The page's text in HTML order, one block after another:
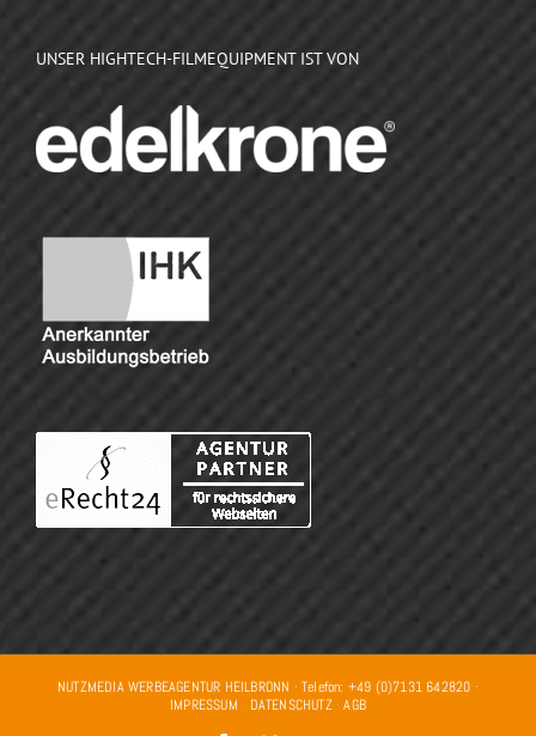
UNSER HIGHTECH-FILMEQUIPMENT IST VON
NUTZMEDIA WERBEAGENTUR HEILBRONN · Telefon: +49 (0)7131 642820 ·
IMPRESSUM · DATENSCHUTZ·AGB